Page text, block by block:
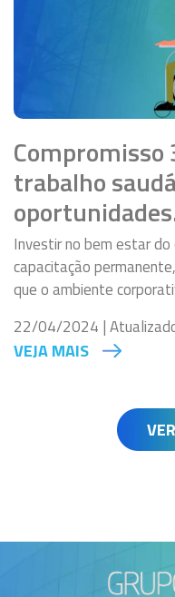
trabalho
Investir no bem estar
capacitação
que o ambiente
22/04/2024 |
VEJA MAIS